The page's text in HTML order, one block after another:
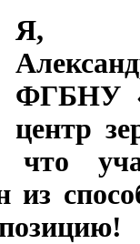
Я,
ФГБНУ
центр
что